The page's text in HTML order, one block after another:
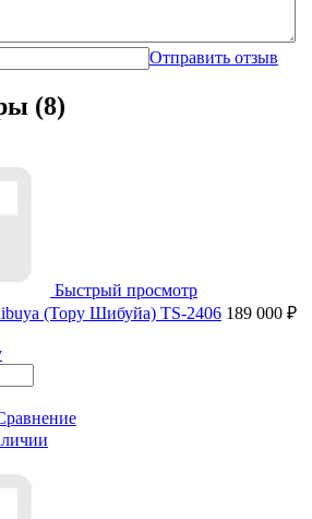
Отправить отзыв
(8)
Быстрый просмотр
(Тору Шибуйа) TS-2406 189 000 ₽